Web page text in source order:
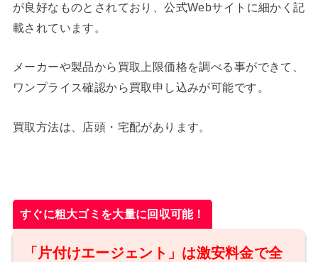
が良好なものとされており、公式Webサイトに細かく記
載されています。
メーカーや製品から買取上限価格を調べる事ができて、
ワンプライス確認から買取申し込みが可能です。
買取方法は、店頭・宅配があります。
すぐに粗大ゴミを大量に回収可能！
「片付けエージェント」は激安料金で全